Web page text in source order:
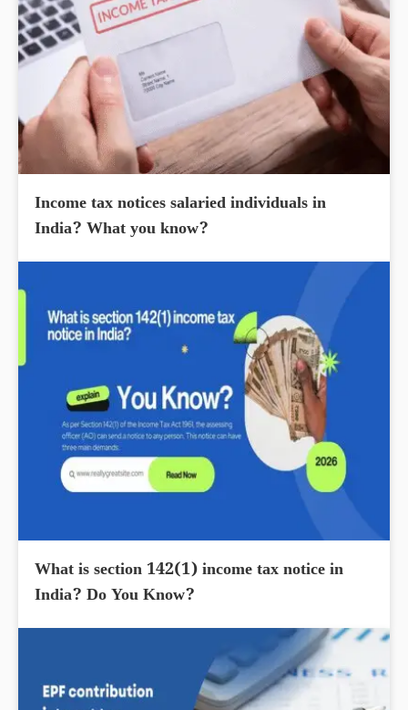
Income tax notices salaried individuals in
India? What you know?
What is section 142(1) income tax notice in
India? Do You Know?